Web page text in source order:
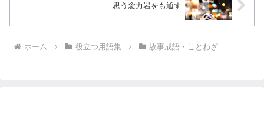
思う念力岩をも通す
ホーム 役立つ用語集 故事成語・ことわざ